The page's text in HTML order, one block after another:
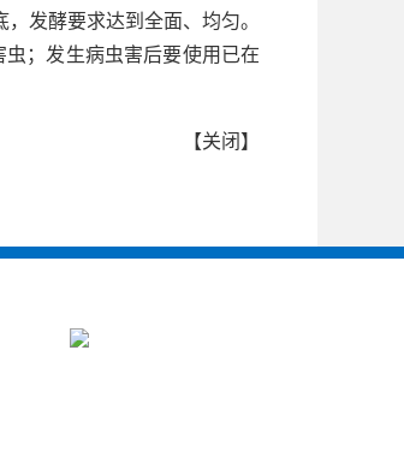
发酵要求达到全面、均匀。
；发生病虫害后要使用已在
【关闭 】